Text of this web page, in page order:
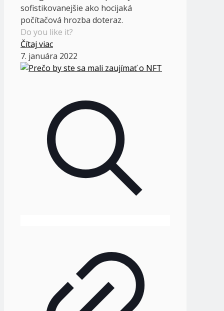
sofistikovanejšie ako hocijaká
počítačová hrozba doteraz.
Do you like it?
Čítaj viac
7. januára 2022